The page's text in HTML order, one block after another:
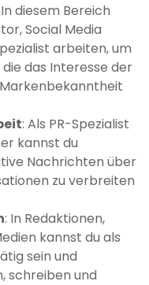
diesem Bereich
Social Media
arbeiten, um
das Interesse der
: Als PR-Spezialist
kannst du
Nachrichten über
zu verbreiten
: In Redaktionen,
kannst du als
sein und
schreiben und